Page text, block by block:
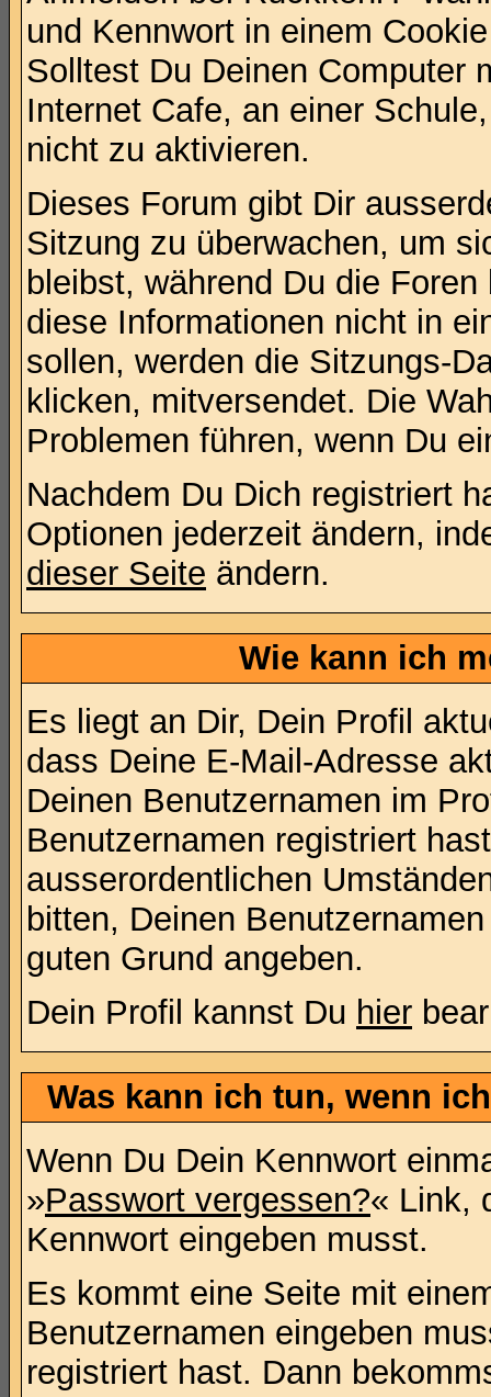
und Kennwort in einem
Solltest Du Deinen Computer
Internet Cafe, an einer
nicht zu aktivieren.
Dieses Forum gibt Dir
Sitzung zu überwachen, um
bleibst, während Du die
diese Informationen nicht in
sollen, werden die Sitzungs-
klicken, mitversendet. Die
Problemen führen, wenn Du
Nachdem Du Dich registriert
Optionen jederzeit ändern,
dieser Seite ändern.
Wie kann ich
Es liegt an Dir, Dein Profil
dass Deine E-Mail-Adresse
Deinen Benutzernamen im
Benutzernamen registriert
ausserordentlichen
bitten, Deinen
guten Grund angeben.
Dein Profil kannst Du hier
Was kann ich tun, wenn
Wenn Du Dein Kennwort
»Passwort vergessen?« Link,
Kennwort eingeben musst.
Es kommt eine Seite mit
Benutzernamen eingeben
registriert hast. Dann